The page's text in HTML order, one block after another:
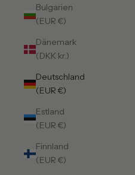
Bulgarien
(EUR €)
Dänemark
(DKK kr.)
Deutschland
(EUR €)
Estland
(EUR €)
Finnland
(EUR €)